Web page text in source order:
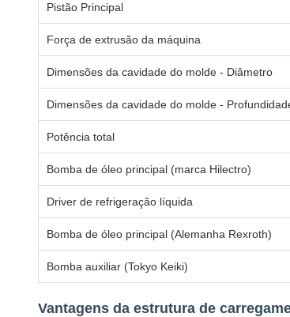
Pistão Principal
Força de extrusão da máquina
Dimensões da cavidade do molde - Diâmetro
Dimensões da cavidade do molde -
Potência total
Bomba de óleo principal (marca Hilectro)
Driver de refrigeração líquida
Bomba de óleo principal (Alemanha Rexroth)
Bomba auxiliar (Tokyo Keiki)
Vantagens da estrutura de